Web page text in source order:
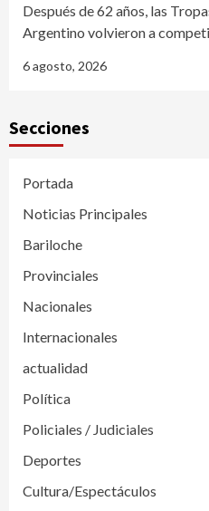
Después de 62 años, las
Argentino volvieron a
6 agosto, 2026
Secciones
Portada
Noticias Principales
Bariloche
Provinciales
Nacionales
Internacionales
actualidad
Política
Policiales / Judiciales
Deportes
Cultura/Espectáculos